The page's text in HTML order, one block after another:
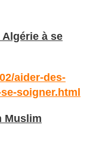
à se
aider-des-
soigner.html
Muslim